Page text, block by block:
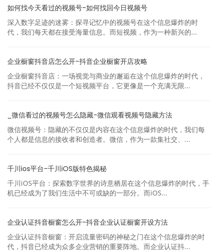
如何找今天看过的视频号-如何找回今日视频号
深入数字足迹的迷雾：探寻记忆中的视频号在这个信息爆炸的时
代，我们每天都在接受海量信息。而短视频，作为一种新兴的...
企业橱窗抖音店怎么开-抖音企业橱窗开店攻略
企业橱窗抖音店：一场视觉与商业的邂逅在这个信息爆炸的时代，
抖音已经不仅仅是一个短视频平台，它更像是一个充满无限...
_微信看过的视频号怎么隐藏-微信观看视频号隐藏方法
微信视频号：隐藏的不仅仅是内容在这个信息爆炸的时代，我们每
个人都是信息的接收者和创造者。微信，作为一款集社交、...
千川ios平台-千川iOS版特色揭秘
千川iOS平台：探索数字世界的诗意栖居在这个信息爆炸的时代，手
机已经成为了我们生活中不可或缺的一部分。而iOS...
企业认证抖音橱窗怎么开-抖音企业认证橱窗开设方法
企业认证抖音橱窗：开启流量密码的神秘之门在这个信息爆炸的时
代，抖音已经成为众多企业营销的重要阵地。而企业认证抖...